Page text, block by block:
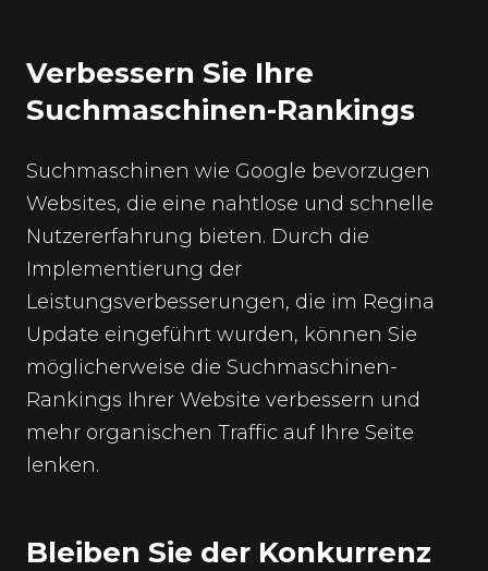
Verbessern Sie Ihre
Suchmaschinen-Rankings
Suchmaschinen wie Google bevorzugen
Websites, die eine nahtlose und schnelle
Nutzererfahrung bieten. Durch die
Implementierung der
Leistungsverbesserungen, die im Regina
Update eingeführt wurden, können Sie
möglicherweise die Suchmaschinen-
Rankings Ihrer Website verbessern und
mehr organischen Traffic auf Ihre Seite
lenken.
Bleiben Sie der Konkurrenz